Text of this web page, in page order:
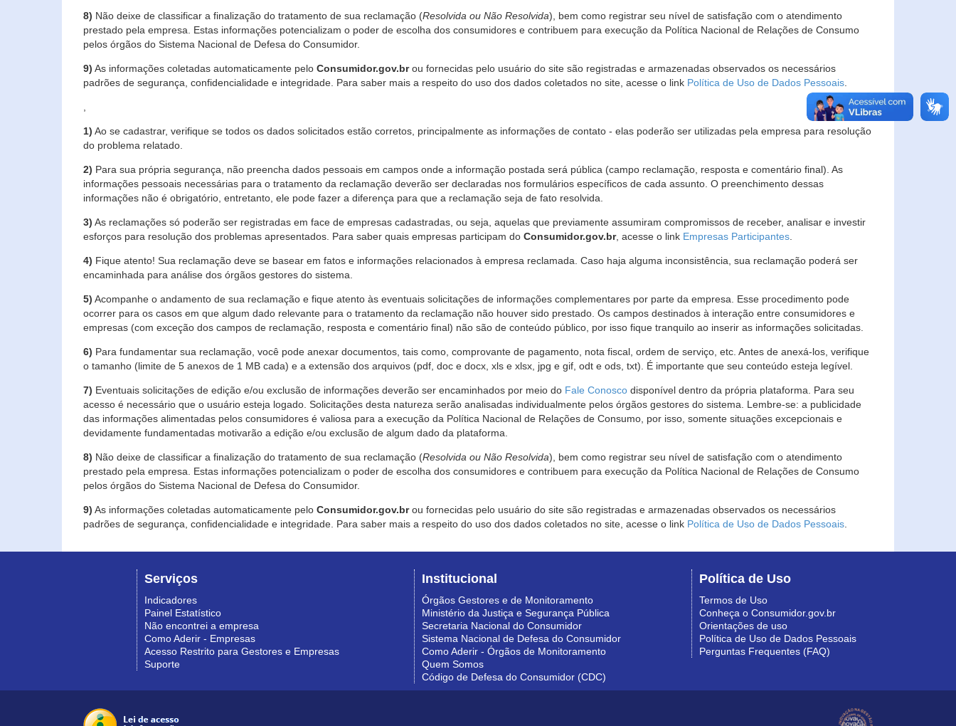
8) Não deixe de classificar a finalização do tratamento de sua reclamação (Resolvida ou Não Resolvida), bem como registrar seu nível de satisfação com o atendimento
prestado pela empresa. Estas informações potencializam o poder de escolha dos consumidores e contribuem para execução da Política Nacional de Relações de Consumo
pelos órgãos do Sistema Nacional de Defesa do Consumidor.
9) As informações coletadas automaticamente pelo Consumidor.gov.brou fornecidas pelo usuário do site são registradas e armazenadas observados os necessários
padrões de segurança, confidencialidade e integridade. Para saber mais a respeito do uso dos dados coletados no site, acesse o link Política de Uso de Dados Pessoais
1) Ao se cadastrar, verifique se todos os dados solicitados estão corretos, principalmente as informações de contato - elas poderão ser utilizadas pela empresa para resolução
do problema relatado.
2) Para sua própria segurança, não preencha dados pessoais em campos onde a informação postada será pública (campo reclamação, resposta e comentário final). As
informações pessoais necessárias para o tratamento da reclamação deverão ser declaradas nos formulários específicos de cada assunto. O preenchimento dessas
informações não é obrigatório, entretanto, ele pode fazer a diferença para que a reclamação seja de fato resolvida.
3) As reclamações só poderão ser registradas em face de empresas cadastradas, ou seja, aquelas que previamente assumiram compromissos de receber, analisar e investir
esforços para resolução dos problemas apresentados. Para saber quais empresas participam do Consumidor.gov.br, acesse o link Empresas Participantes
4) Fique atento! Sua reclamação deve se basear em fatos e informações relacionados à empresa reclamada. Caso haja alguma inconsistência, sua reclamação poderá ser
encaminhada para análise dos órgãos gestores do sistema.
5) Acompanhe o andamento de sua reclamação e fique atento às eventuais solicitações de informações complementares por parte da empresa. Esse procedimento pode
ocorrer para os casos em que algum dado relevante para o tratamento da reclamação não houver sido prestado. Os campos destinados à interação entre consumidores e
empresas (com exceção dos campos de reclamação, resposta e comentário final) não são de conteúdo público, por isso fique tranquilo ao inserir as informações solicitadas.
6) Para fundamentar sua reclamação, você pode anexar documentos, tais como, comprovante de pagamento, nota fiscal, ordem de serviço, etc. Antes de anexá-los, verifique
o tamanho (limite de 5 anexos de 1 MB cada) e a extensão dos arquivos (pdf, doc e docx, xls e xlsx, jpg e gif, odt e ods, txt). É importante que seu conteúdo esteja legível.
7) Eventuais solicitações de edição e/ou exclusão de informações deverão ser encaminhados por meio do Fale Conosco disponível dentro da própria plataforma. Para seu
acesso é necessário que o usuário esteja logado. Solicitações desta natureza serão analisadas individualmente pelos órgãos gestores do sistema. Lembre-se: a publicidade
das informações alimentadas pelos consumidores é valiosa para a execução da Política Nacional de Relações de Consumo, por isso, somente situações excepcionais e
devidamente fundamentadas motivarão a edição e/ou exclusão de algum dado da plataforma.
8) Não deixe de classificar a finalização do tratamento de sua reclamação (Resolvida ou Não Resolvida), bem como registrar seu nível de satisfação com o atendimento
prestado pela empresa. Estas informações potencializam o poder de escolha dos consumidores e contribuem para execução da Política Nacional de Relações de Consumo
pelos órgãos do Sistema Nacional de Defesa do Consumidor.
9) As informações coletadas automaticamente pelo Consumidor.gov.brou fornecidas pelo usuário do site são registradas e armazenadas observados os necessários
padrões de segurança, confidencialidade e integridade. Para saber mais a respeito do uso dos dados coletados no site, acesse o link Política de Uso de Dados Pessoais
Serviços
Indicadores
Painel Estatístico
Não encontrei a empresa
Como Aderir - Empresas
Acesso Restrito para Gestores e Empresas
Suporte
Institucional
Órgãos Gestores e de Monitoramento
Ministério da Justiça e Segurança Pública
Secretaria Nacional do Consumidor
Sistema Nacional de Defesa do Consumidor
Como Aderir - Órgãos de Monitoramento
Quem Somos
Código de Defesa do Consumidor (CDC)
Política de Uso
Termos de Uso
Conheça o Consumidor.gov.br
Orientações de uso
Política de Uso de Dados Pessoais
Perguntas Frequentes (FAQ)